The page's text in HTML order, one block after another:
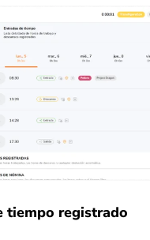
tiempo registrado